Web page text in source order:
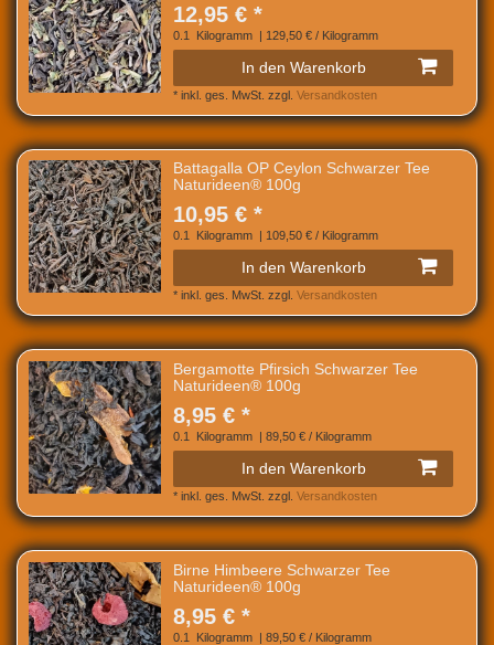
12,95 € *
0.1 Kilogramm | 129,50 € / Kilogramm
In den Warenkorb
* inkl. ges. MwSt. zzgl. Versandkosten
Battagalla OP Ceylon Schwarzer Tee
Naturideen® 100g
10,95 € *
0.1 Kilogramm | 109,50 € / Kilogramm
In den Warenkorb
* inkl. ges. MwSt. zzgl. Versandkosten
Bergamotte Pfirsich Schwarzer Tee
Naturideen® 100g
8,95 € *
0.1 Kilogramm | 89,50 € / Kilogramm
In den Warenkorb
* inkl. ges. MwSt. zzgl. Versandkosten
Birne Himbeere Schwarzer Tee
Naturideen® 100g
8,95 € *
0.1 Kilogramm | 89,50 € / Kilogramm